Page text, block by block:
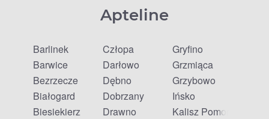
Apteline
Barlinek
Barwice
Bezrzecze
Białogard
Biesiekierz
Człopa
Darłowo
Dębno
Dobrzany
Drawno
Gryfino
Grzmiąca
Grzybowo
Ińsko
Kalisz Pomorski